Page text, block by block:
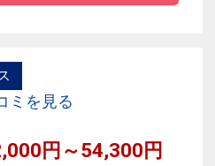
ミを見る
円～54,300円